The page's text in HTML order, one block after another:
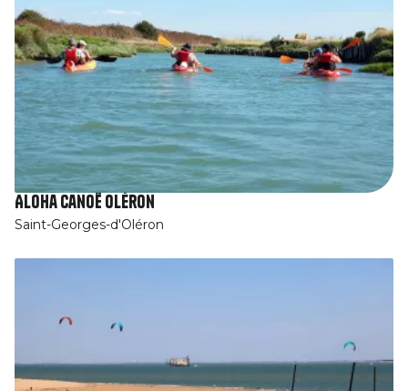
Aloha Canoë Oléron
Saint-Georges-d'Oléron